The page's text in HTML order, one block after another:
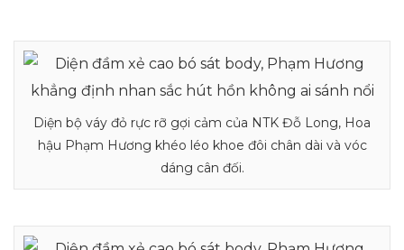
Diện bộ váy đỏ rực rỡ gợi cảm của NTK Đỗ Long, Hoa
hậu Phạm Hương khéo léo khoe đôi chân dài và vóc
dáng cân đối.